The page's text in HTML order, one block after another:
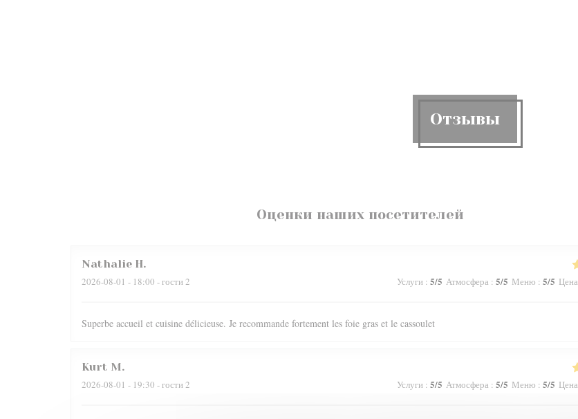
Отзывы
Оценки наших посетителей
Nathalie H
2026-08-01 - 18:00 - гости 2 Услуги : 5/5 Атмосфера : 5/5 Меню : 5/5
Superbe accueil et cuisine délicieuse. Je recommande fortement les foie gras et le cassoulet
Kurt M
2026-08-01 - 19:30 - гости 2 Услуги : 5/5 Атмосфера : 5/5 Меню : 5/5